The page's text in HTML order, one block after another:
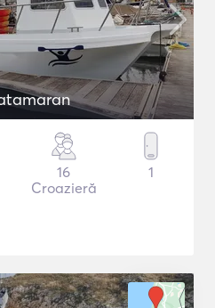
16
Croazieră
1